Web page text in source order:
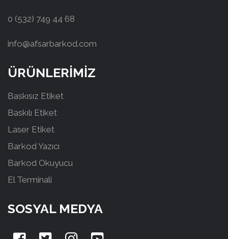
0 (532) 749 44 68
info@afsarbarkod.com
ÜRÜNLERİMİZ
Baskısız Etiket
Baskılı Etiket
Laser Etiket
Barkod Yazıcı
Barkod Okuyucu
El Terminali
SOSYAL MEDYA